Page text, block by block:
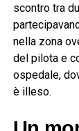
scontro tra
nella zona
del pilota e
ospedale,
è illeso.